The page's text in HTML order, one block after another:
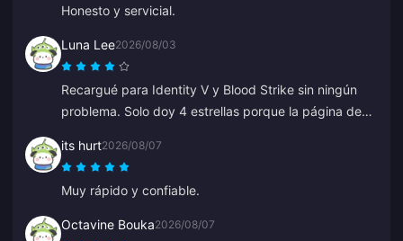
Honesto y servicial.
Luna Lee2026/08/03
Recargué para Identity V y Blood Strike sin ningún
problema. Solo doy 4 estrellas porque la página de
solucionó súper rápido. ¡Excelentes precios y
selección de juegos!
its hurt2026/08/07
Muy rápido y confiable.
Octavine Bouka2026/08/07